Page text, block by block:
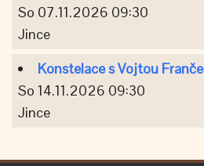
So 07.11.2026 09:30
Jince
Konstelace s Vojtou Franče
So 14.11.2026 09:30
Jince